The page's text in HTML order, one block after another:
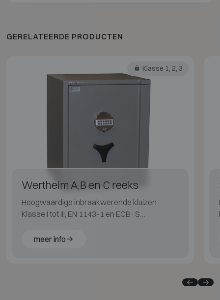
GERELATEERDE PRODUCTEN
Klasse 1, 2, 3
Wertheim A,B en C reeks
Hoogwaardige inbraakwerende kluizen
Klasse I tot III, EN 1143-1 en ECB·S
meer info